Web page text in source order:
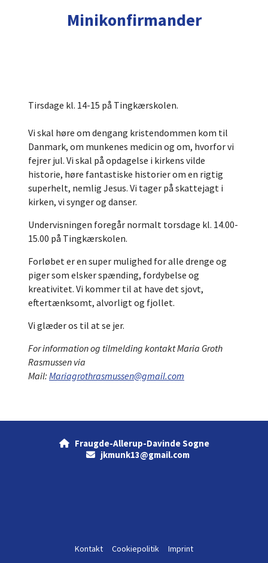
Minikonfirmander
Tirsdage kl. 14-15 på Tingkærskolen.
Vi skal høre om dengang kristendommen kom til
Danmark, om munkenes medicin og om, hvorfor vi
fejrer jul. Vi skal på opdagelse i kirkens vilde
historie, høre fantastiske historier om en rigtig
superhelt, nemlig Jesus. Vi tager på skattejagt i
kirken, vi synger og danser.
Undervisningen foregår normalt torsdage kl. 14.00-
15.00 på Tingkærskolen.
Forløbet er en super mulighed for alle drenge og
piger som elsker spænding, fordybelse og
kreativitet. Vi kommer til at have det sjovt,
eftertænksomt, alvorligt og fjollet.
Vi glæder os til at se jer.
For information og tilmelding kontakt Maria Groth
Rasmussen via
Mail: Mariagrothrasmussen@gmail.com
Fraugde-Allerup-Davinde Sogne
jkmunk13@gmail.com
Kontakt Cookiepolitik Imprint